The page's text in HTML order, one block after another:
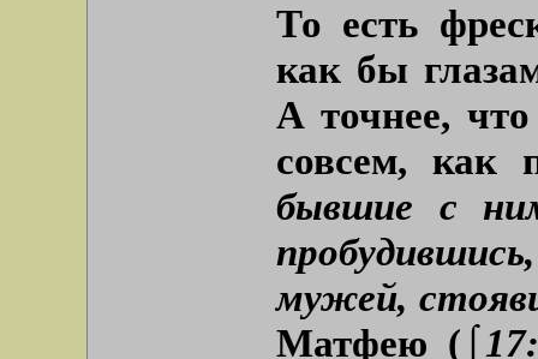
То есть
как бы
А точнее,
совсем, как
бывшие с
мужей,
Матфею (